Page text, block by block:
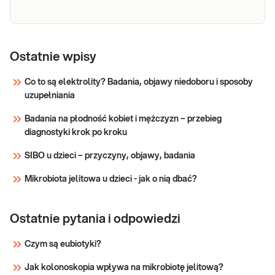
simplex
(HSV-1/2)
IgM
Herpes simplex virus (HSV-1/2) IgM.
specyficznych wirusa opryszczki zwykłej HSV
obu typów, w surowicy krwi, przydatne w
opryszczki.
Sprawdź
Ostatnie wpisy
Co to są elektrolity? Badania, objawy niedoboru i sposoby
uzupełniania
Badania na płodność kobiet i mężczyzn – przebieg
diagnostyki krok po kroku
SIBO u dzieci – przyczyny, objawy, badania
Mikrobiota jelitowa u dzieci - jak o nią dbać?
Ostatnie pytania i odpowiedzi
Czym są eubiotyki?
Jak kolonoskopia wpływa na mikrobiotę jelitową?